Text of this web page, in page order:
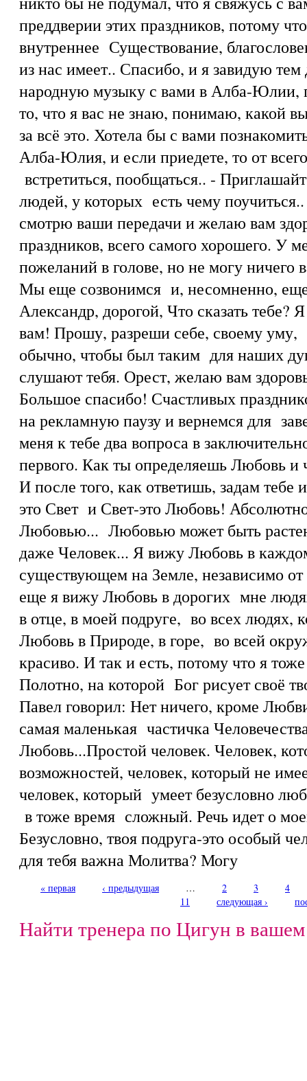
преддверии этих праздников, потому
внутреннее Существование,
из нас имеет.. Спасибо, и я завидую
народную музыку с вами в Алба-Юлии,
то, что я вас не знаю, понимаю, какой
за всё это. Хотела бы с вами
Алба-Юлия, и если приедете, то от
встретиться, пообщаться.. -
людей, у которых есть чему поучиться..
смотрю ваши передачи и желаю вам
праздников, всего самого хорошего. У
пожеланий в голове, но не могу ничего
Мы еще созвонимся и, несомненно,
Александр, дорогой, Что сказать тебе?
вам! Прошу, разреши себе, своему уму,
обычно, чтобы был таким для наших
слушают тебя. Орест, желаю вам
Большое спасибо! Счастливых
на рекламную паузу и вернемся для
меня к тебе два вопроса в
первого. Как ты определяешь Любовь и
И после того, как ответишь, задам тебе
это Свет и Свет-это Любовь!
Любовью... Любовью может быть
даже Человек... Я вижу Любовь в
существующем на Земле, независимо от
еще я вижу Любовь в дорогих мне
в отце, в моей подруге, во всех
Любовь в Природе, в горе, во всей
красиво. И так и есть, потому что я
Полотно, на которой Бог рисует своё
Павел говорил: Нет ничего, кроме
самая маленькая частичка
Любовь...Простой человек. Человек,
возможностей, человек, который не
человек, который умеет безусловно
в тоже время сложный. Речь идет о
Безусловно, твоя подруга-это особый
для тебя важна Молитва? Могу
« первая ‹ предыдущая … 2 3
4
11
следующая ›
Найти тренера по Цигун в вашем